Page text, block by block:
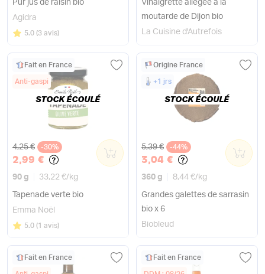
Pur jus de raisin bio
Agidra
Note
5.0 sur 5
(3 avis)
Vinaigrette allégée à la
moutarde de Dijon bio
La Cuisine d'Autrefois
Fait en France
Anti-gaspi
Ancien prix
4,25 € -30%
2,99 €
90 g 33,22 €/ kg
Tapenade verte bio
0
Emma Noël
Note
5.0 sur 5
(1 avis)
STOCK ÉCOULÉ
Origine France
+1 jrs
Ancien prix
5,39 € -44%
3,04 €
360 g 8,44 €/ kg
Grandes galettes de sarrasin
bio x 6
0
Biobleud
STOCK ÉCOULÉ
Fait en France Fait en France